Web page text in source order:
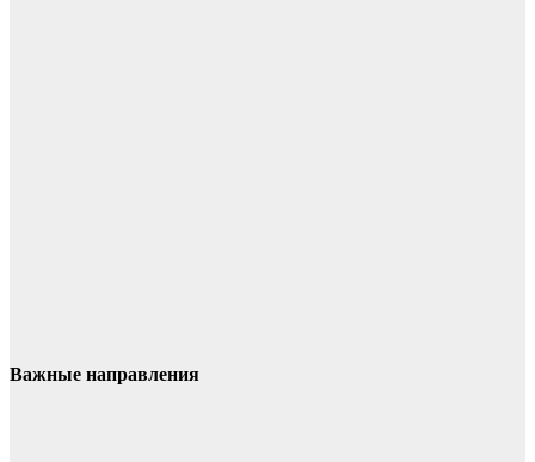
Важные направления